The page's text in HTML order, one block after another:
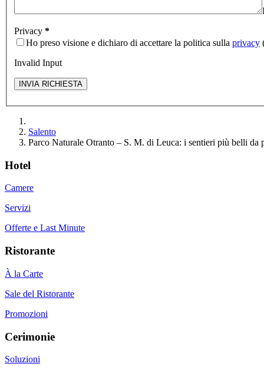
Privacy *
Ho preso visione e dichiaro di accettare la politica sulla privacy
Invalid Input
Salento
Parco Naturale Otranto – S. M. di Leuca: i sentieri più belli da
Hotel
Camere
Servizi
Offerte e Last Minute
Ristorante
À la Carte
Sale del Ristorante
Promozioni
Cerimonie
Soluzioni